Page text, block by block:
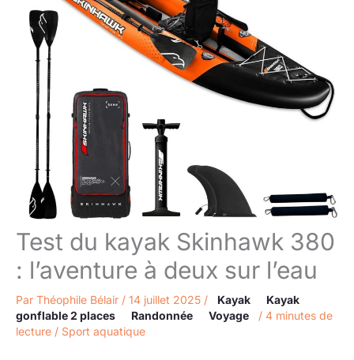
Test du kayak Skinhawk 380
: l’aventure à deux sur l’eau
Par Théophile Bélair / 14 juillet 2025 / Kayak
Kayak
gonflable 2 places
Randonnée Voyage / 4 minutes de
lecture / Sport aquatique